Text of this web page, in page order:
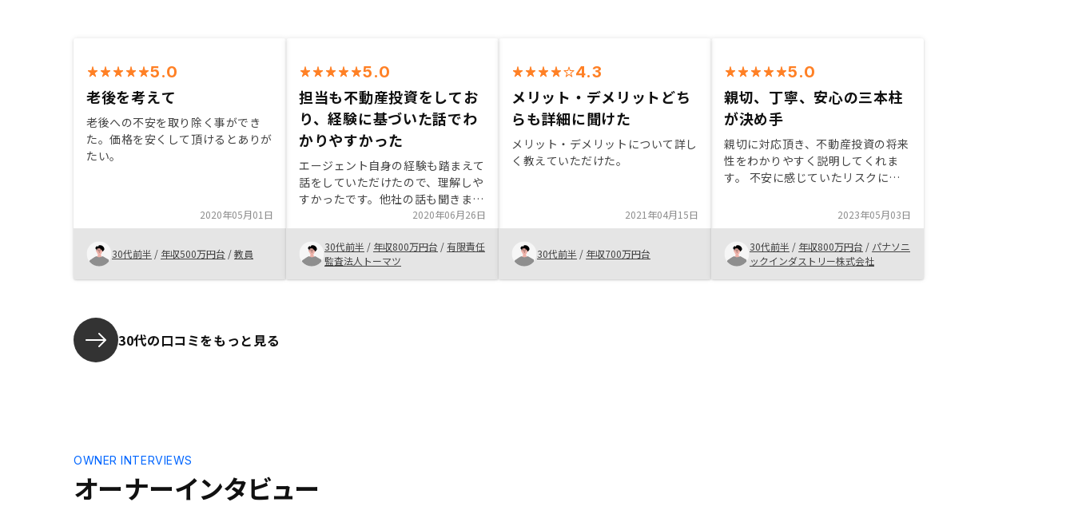
5.0
老後を考えて
老後への不安を取り除く事ができ
た。価格を安くして頂けるとありが
たい。
2020年05月01日
30代前半 / 年収500万円台 /教員
5.0
担当も不動産投資をしてお
り、経験に基づいた話でわ
かりやすかった
エージェント自身の経験も踏まえて
話をしていただけたので、理解しや
すかったです。他社の話も聞きまし
たが、経験も踏まえた話を聞けたの
はこちらだけだったと思います。固
定資産税含めたキャッシュアウトと
節税効果の見込みについても説明が
あると尚いいかと思います。
2020年06月26日
30代前半 / 年収800万円台 / 有限責任
監査法人トーマツ
4.3
メリット・デメリットどち
らも詳細に聞けた
メリット・デメリットについて詳し
く教えていただけた。
2021年04月15日
30代前半 / 年収700万円台
5.0
親切、丁寧、安心の三本柱
が決め手
親切に対応頂き、不動産投資の将来
性をわかりやすく説明してくれま
す。 不安に感じていたリスクに対
されているので安心しました。 上
記の内容を数回の面談を通じて理解
させて頂き、やらない理由が見つか
らず、不動産投資を始めさせて頂き
ました。
2023年05月03日
30代前半 / 年収800万円台 / パナソニ
ックインダストリー株式会社
30代の口コミをもっと見る
オーナーインタビュー
OWNER INTERVIEWS